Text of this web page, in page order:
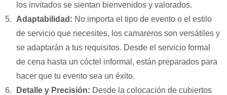
los invitados se sientan bienvenidos y valorados.
Adaptabilidad: No importa el tipo de evento o el estilo
de servicio que necesites, los camareros son versátiles y
se adaptarán a tus requisitos. Desde el servicio formal
de cena hasta un cóctel informal, están preparados para
hacer que tu evento sea un éxito.
Detalle y Precisión: Desde la colocación de cubiertos